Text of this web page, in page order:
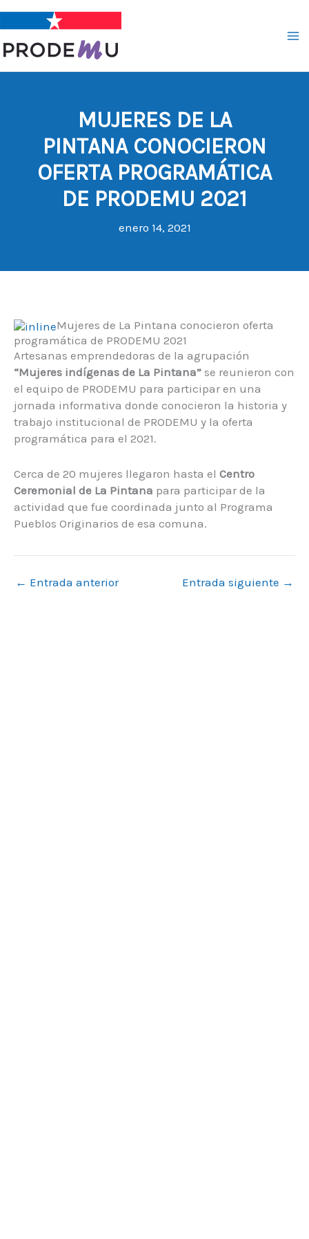
contenido
MUJERES DE LA
PINTANA CONOCIERON
OFERTA PROGRAMÁTICA
DE PRODEMU 2021
enero 14, 2021
Mujeres de La Pintana conocieron oferta
programática de PRODEMU 2021
Artesanas emprendedoras de la agrupación
“Mujeres indígenas de La Pintana” se reunieron con
el equipo de PRODEMU para participar en una
jornada informativa donde conocieron la historia y
trabajo institucional de PRODEMU y la oferta
programática para el 2021.
Cerca de 20 mujeres llegaron hasta el Centro
Ceremonial de La Pintana para participar de la
actividad que fue coordinada junto al Programa
Pueblos Originarios de esa comuna.
← Entrada anterior Entrada siguiente →